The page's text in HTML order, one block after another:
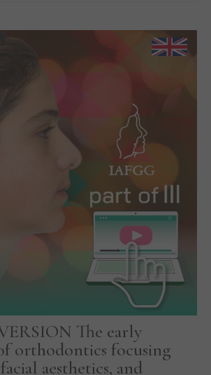
The early
orthodontics focusing
aesthetics, and